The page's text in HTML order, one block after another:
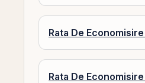
Rata De
Rata De